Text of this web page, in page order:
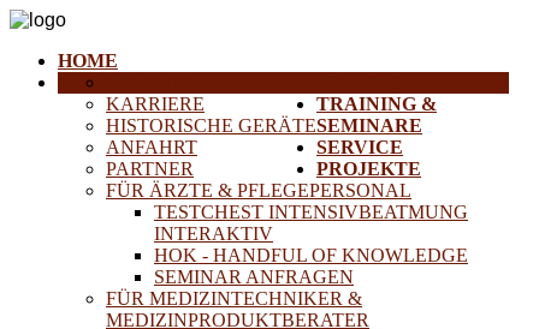
HOME
KARRIERE
HISTORISCHE GERÄTE
ANFAHRT
PARTNER
TRAINING &
SEMINARE
FÜR ÄRZTE & PFLEGEPERSONAL
TESTCHEST INTENSIVBEATMUNG
INTERAKTIV
HOK - HANDFUL OF KNOWLEDGE
SEMINAR ANFRAGEN
FÜR MEDIZINTECHNIKER &
MEDIZINPRODUKTBERATER
SERVICE
PROJEKTE